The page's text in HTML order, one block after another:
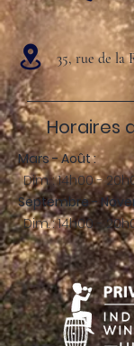
35, rue de la
Horaires
Mars - Août :
Dim. : 14h00 -
Septembre -
Dim. : 14h00 -